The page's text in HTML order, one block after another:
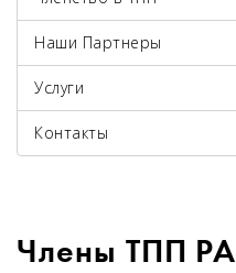
Наши Партнеры
Услуги
Контакты
Члены ТПП РА